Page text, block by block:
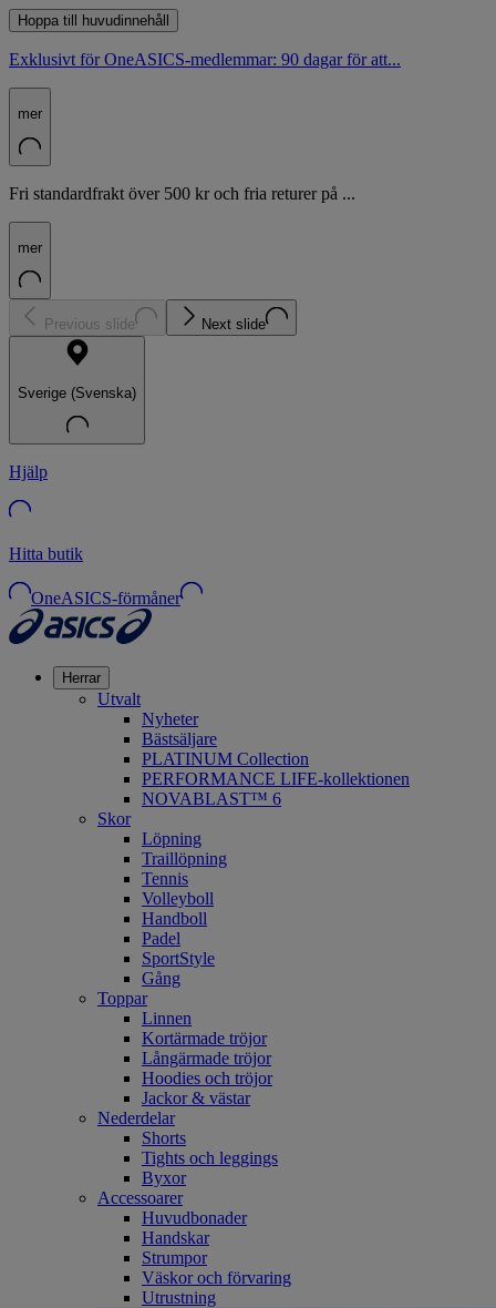
Hoppa till huvudinnehåll
Exklusivt för OneASICS-medlemmar: 90 dagar för att...
mer
Fri standardfrakt över 500 kr och fria returer på ...
mer
Previous slide Next slide
Sverige (Svenska)
Hjälp
Hitta butik
OneASICS-förmåner
Herrar
Utvalt
Nyheter
Bästsäljare
PLATINUM Collection
PERFORMANCE LIFE-kollektionen
NOVABLAST™ 6
Skor
Löpning
Traillöpning
Tennis
Volleyboll
Handboll
Padel
SportStyle
Gång
Toppar
Linnen
Kortärmade tröjor
Långärmade tröjor
Hoodies och tröjor
Jackor & västar
Nederdelar
Shorts
Tights och leggings
Byxor
Accessoarer
Huvudbonader
Handskar
Strumpor
Väskor och förvaring
Utrustning